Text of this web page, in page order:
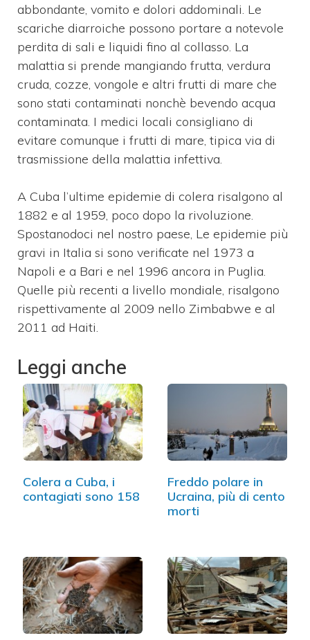
abbondante, vomito e dolori addominali. Le
scariche diarroiche possono portare a notevole
perdita di sali e liquidi fino al collasso. La
malattia si prende mangiando frutta, verdura
cruda, cozze, vongole e altri frutti di mare che
sono stati contaminati nonchè bevendo acqua
contaminata. I medici locali consigliano di
evitare comunque i frutti di mare, tipica via di
trasmissione della malattia infettiva.
A Cuba l’ultime epidemie di colera risalgono al
1882 e al 1959, poco dopo la rivoluzione.
Spostanodoci nel nostro paese, Le epidemie più
gravi in Italia si sono verificate nel 1973 a
Napoli e a Bari e nel 1996 ancora in Puglia.
Quelle più recenti a livello mondiale, risalgono
rispettivamente al 2009 nello Zimbabwe e al
2011 ad Haiti.
Leggi anche
Colera a Cuba, i
contagiati sono 158
Freddo polare in
Ucraina, più di cento
morti